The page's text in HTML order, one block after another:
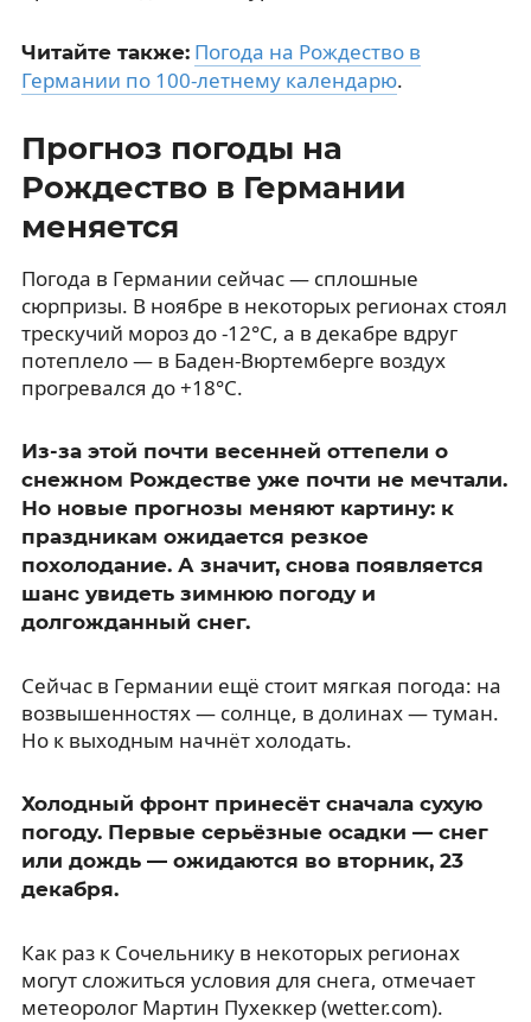
Читайте также: Погода на Рождество в
Германии по 100-летнему календарю.
Прогноз погоды на
Рождество в Германии
меняется
Погода в Германии сейчас — сплошные
сюрпризы. В ноябре в некоторых регионах стоял
трескучий мороз до -12°C, а в декабре вдруг
потеплело — в Баден-Вюртемберге воздух
прогревался до +18°C.
Из-за этой почти весенней оттепели о
снежном Рождестве уже почти не мечтали.
Но новые прогнозы меняют картину: к
праздникам ожидается резкое
похолодание. А значит, снова появляется
шанс увидеть зимнюю погоду и
долгожданный снег.
Сейчас в Германии ещё стоит мягкая погода: на
возвышенностях — солнце, в долинах — туман.
Но к выходным начнёт холодать.
Холодный фронт принесёт сначала сухую
погоду. Первые серьёзные осадки — снег
или дождь — ожидаются во вторник, 23
декабря.
Как раз к Сочельнику в некоторых регионах
могут сложиться условия для снега, отмечает
метеоролог Мартин Пухеккер (wetter.com).